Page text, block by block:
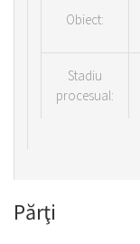
Obiect:
Stadiu
procesual:
Părţi